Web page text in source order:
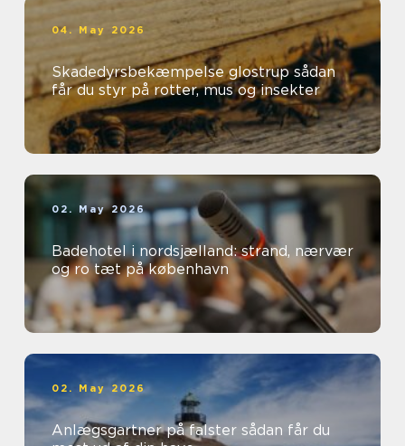
04. May 2026
Skadedyrsbekæmpelse glostrup sådan
får du styr på rotter, mus og insekter
02. May 2026
Badehotel i nordsjælland: strand, nærvær
og ro tæt på københavn
02. May 2026
Anlægsgartner på falster sådan får du